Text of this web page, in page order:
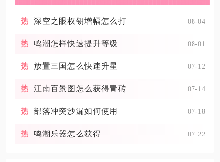
深空之眼权钥增幅怎么打 08-04
鸣潮怎样快速提升等级 08-01
放置三国怎么快速升星 07-12
江南百景图怎么获得青砖 07-14
部落冲突沙漏如何使用 07-18
鸣潮乐器怎么获得 07-22